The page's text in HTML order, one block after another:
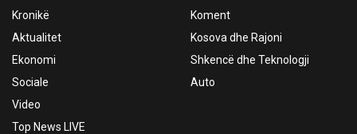
Kronikë
Aktualitet
Ekonomi
Sociale
Video
Top News LIVE
Koment
Kosova dhe Rajoni
Shkencë dhe Teknologji
Auto